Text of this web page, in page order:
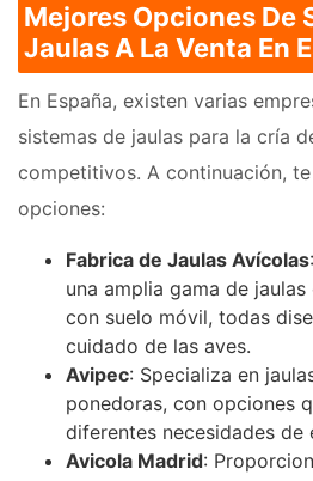
Mejores Opciones De
Jaulas A La Venta En
En España, existen varias
sistemas de jaulas para la cría
competitivos. A continuación,
opciones:
Fabrica de Jaulas Avícolas
una amplia gama de
con suelo móvil, todas
cuidado de las aves.
Avipec: Specializa en
ponedoras, con opciones
diferentes necesidades de
Avicola Madrid: